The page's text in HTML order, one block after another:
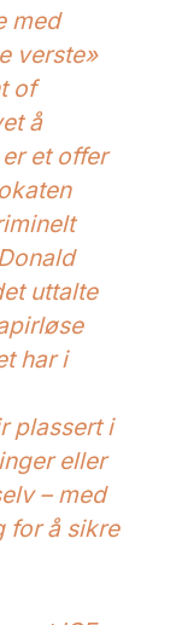
med
verste»
of
å
et offer
uttalte
har i
plassert i
eller
– med
for å sikre